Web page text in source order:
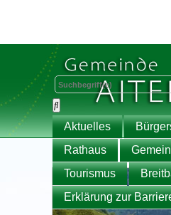
Aktuelles
Rathaus
Tourismus
Erklärung zur